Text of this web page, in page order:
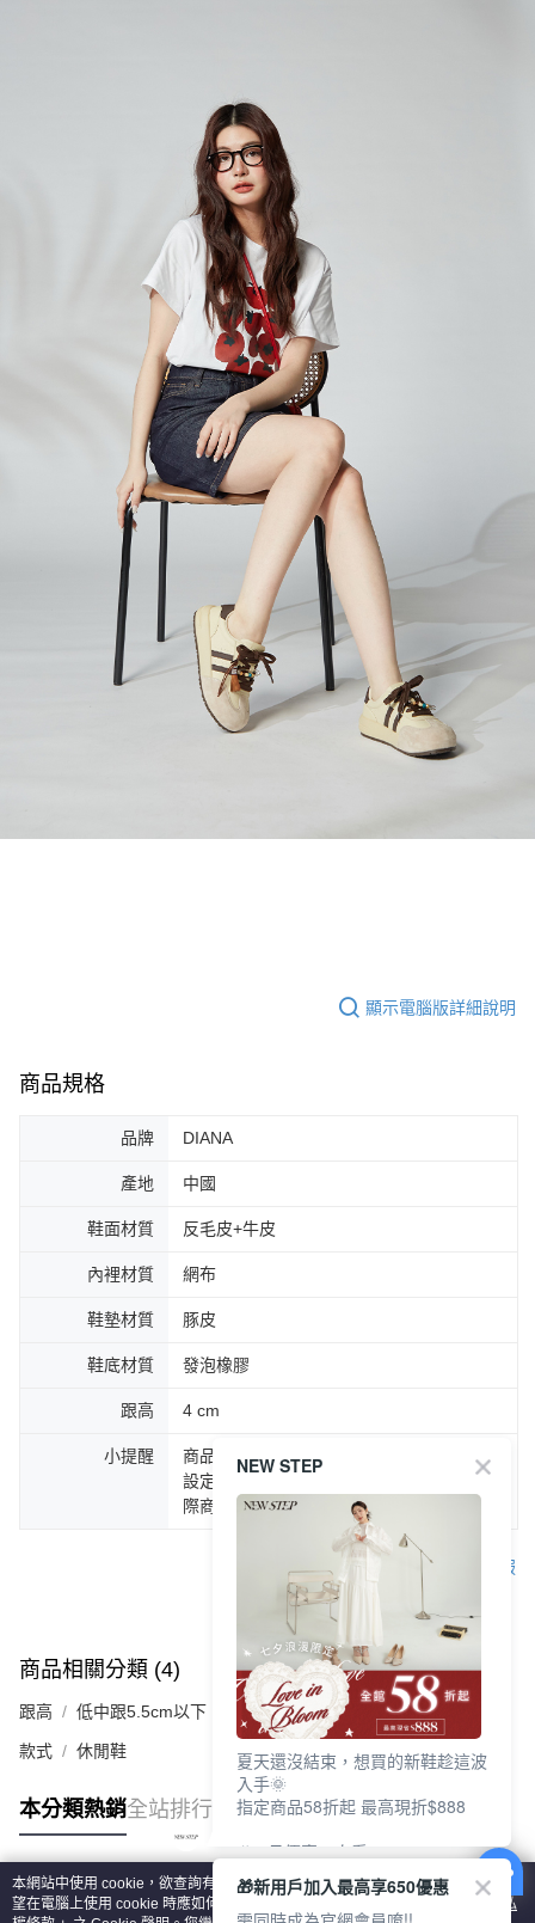
顯示電腦版詳細說明
商品規格
品牌 DIANA
產地 中國
鞋面材質 反毛皮+牛皮
內裡材質 網布
鞋墊材質 豚皮
鞋底材質 發泡橡膠
跟高 4 cm
小提醒
商品圖片顏色會因拍攝燈光環境或個人螢幕
設定不同，而造成部份色差現象，顏色以實
際商品為主。
客服
商品相關分類 (4) 查看全部
跟高 低中跟5.5cm以下
款式 休閒鞋
本分類熱銷全站排行
熱門標籤
本網站中使用 cookie，欲查詢有關本網站使用 cookie 方式之詳情，及若您不希
望在電腦上使用 cookie 時應如何變更電腦的 cookie 設定，請參閱本網站「
隱私
NEW STEP
夏天還沒結束，想買的新鞋趁這波
入手🌞
指定商品58折起 最高現折$888
🎉 8月優惠一次看
①LINE購物最高10%回饋
②每周限定品現折200
🎁新用戶加入最高享650優惠